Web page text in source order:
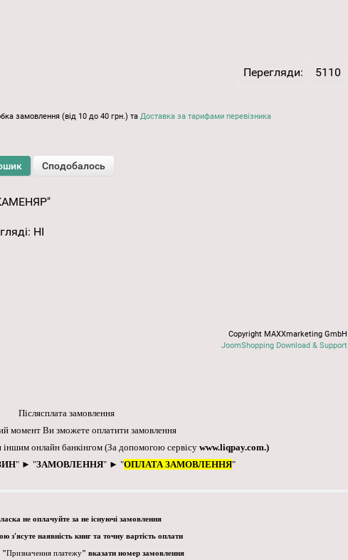
Перегляди:
5110
замовлення (від 10 до 40 грн.) та Доставка за тарифами перевізника
: НІ
Copyright MAXXmarketing GmbH
JoomShopping Download & Support
Післясплата замовлення
момент Ви зможете оплатити замовлення
іншим онлайн банкінгом (За допомогою сервісу www.liqpay.com.)
" ► "ЗАМОВЛЕННЯ" ► "ОПЛАТА ЗАМОВЛЕННЯ"
не оплачуйте за не існуючі замовлення
з'ясуте наявність книг та точну вартість оплати
"Призначення платежу" вказати номер замовлення